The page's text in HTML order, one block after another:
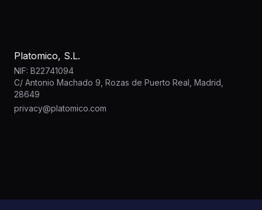
Platomico, S.L.
NIF: B22741094
C/ Antonio Machado 9, Rozas de Puerto Real, Madrid,
28649
privacy@platomico.com